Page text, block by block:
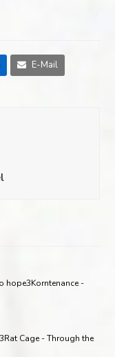
E-Mail
hope3Korntenance -
Cage - Through the